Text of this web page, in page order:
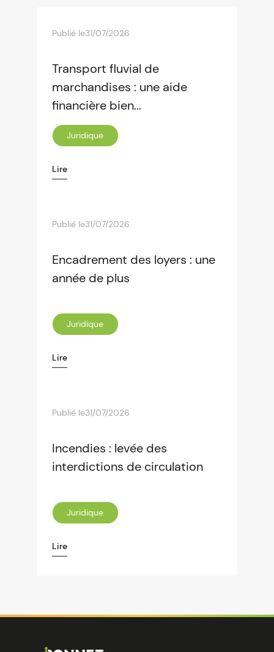
Publié le31/07/2026
Transport fluvial de
marchandises : une aide
financière bien...
Juridique
Lire
Publié le31/07/2026
Encadrement des loyers : une
année de plus
Juridique
Lire
Publié le31/07/2026
Incendies : levée des
interdictions de circulation
Juridique
Lire